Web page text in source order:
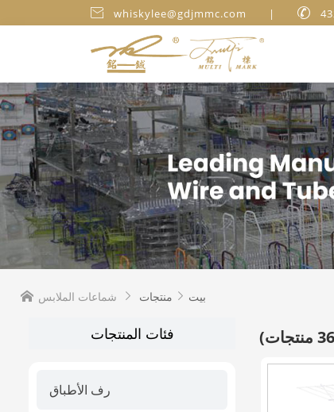
 whiskylee@gdjmmc.com | 
 بيت  منتجات  شماعات الملابس
فئات المنتجات
رف الأطباق